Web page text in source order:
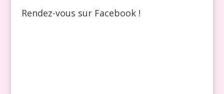
Rendez-vous sur Facebook !